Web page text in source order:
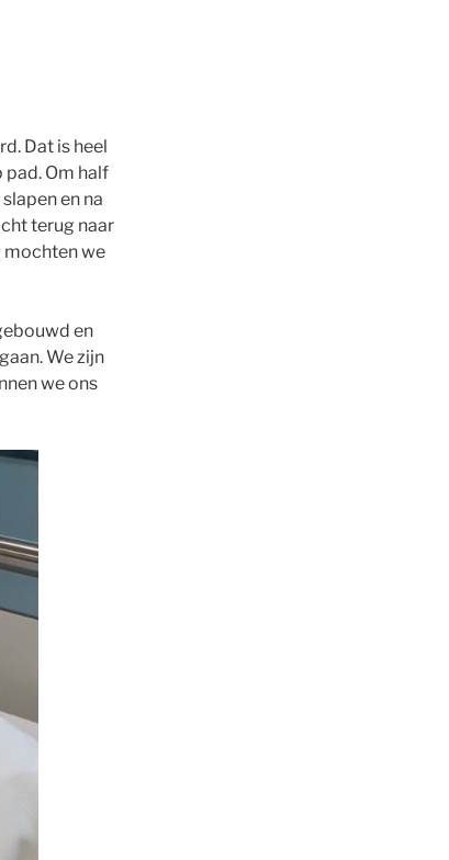
Dat is heel
pad. Om half
en na
terug naar
mochten we
en
We zijn
we ons